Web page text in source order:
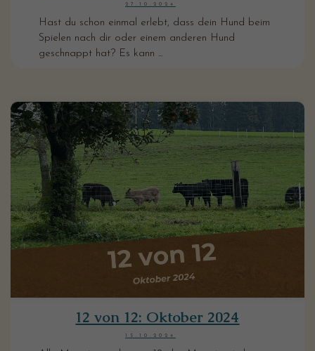
27.10.2024
Hast du schon einmal erlebt, dass dein Hund beim
Spielen nach dir oder einem anderen Hund
geschnappt hat? Es kann ...
12 von 12: Oktober 2024
15.10.2024